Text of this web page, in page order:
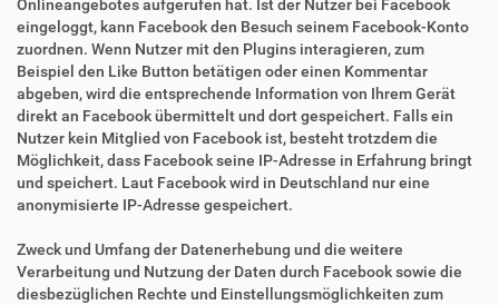
Onlineangebotes aufgerufen hat. Ist der Nutzer bei Facebook
eingeloggt, kann Facebook den Besuch seinem Facebook-Konto
zuordnen. Wenn Nutzer mit den Plugins interagieren, zum
Beispiel den Like Button betätigen oder einen Kommentar
abgeben, wird die entsprechende Information von Ihrem Gerät
direkt an Facebook übermittelt und dort gespeichert. Falls ein
Nutzer kein Mitglied von Facebook ist, besteht trotzdem die
Möglichkeit, dass Facebook seine IP-Adresse in Erfahrung bringt
und speichert. Laut Facebook wird in Deutschland nur eine
anonymisierte IP-Adresse gespeichert.
Zweck und Umfang der Datenerhebung und die weitere
Verarbeitung und Nutzung der Daten durch Facebook sowie die
diesbezüglichen Rechte und Einstellungsmöglichkeiten zum